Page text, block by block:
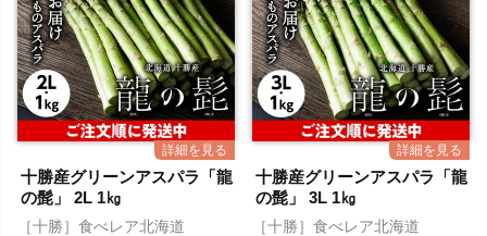
十勝産グリーンアスパラ「龍
の髭」 2L 1㎏
［十勝］食べレア北海道
十勝産グリーンアスパラ「龍
の髭」 3L 1㎏
［十勝］食べレア北海道